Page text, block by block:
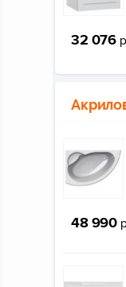
32 076
48 990